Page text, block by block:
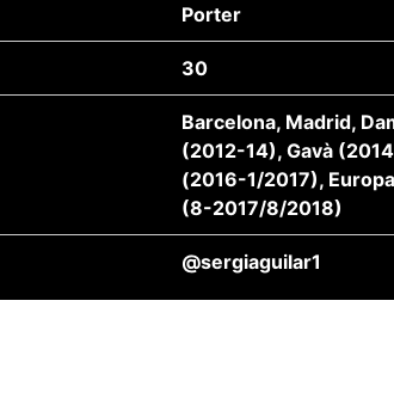
Porter
30
Barcelona, Madrid,
(2012-14), Gavà
(2016-1/2017),
(8-2017/8/2018)
@sergiaguilar1